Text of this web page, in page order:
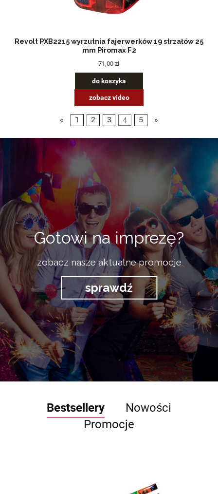
Revolt PXB2215 wyrzutnia fajerwerków 19 strzałów 25
mm Piromax F2
71,00 zł
do koszyka
zobacz video
« 1 2 3 4 5 »
Gotowi na imprezę?
zobacz nasze aktualne promocje
sprawdź
Bestsellery
Nowości
Promocje